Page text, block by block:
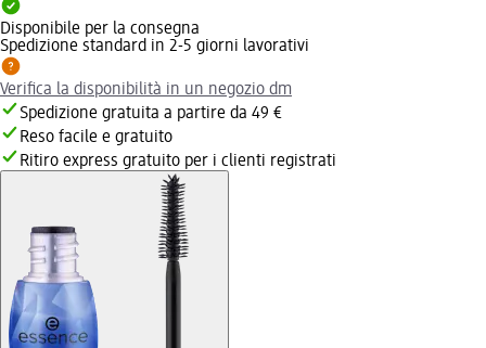
Disponibile per la consegna
Spedizione standard in 2-5 giorni lavorativi
Verifica la disponibilità in un negozio dm
Spedizione gratuita a partire da 49 €
Reso facile e gratuito
Ritiro express gratuito per i clienti registrati